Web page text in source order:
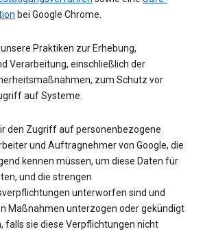
bei Google Chrome.
Praktiken zur Erhebung,
Verarbeitung, einschließlich der
zum Schutz vor
auf Systeme.
den Zugriff auf personenbezogene
und Auftragnehmer von Google, die
kennen müssen, um diese Daten für
und die strengen
unterworfen sind und
Maßnahmen unterzogen oder gekündigt
falls sie diese Verpflichtungen nicht